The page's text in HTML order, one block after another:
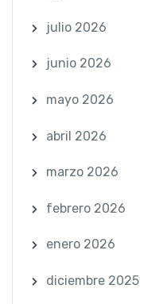
julio 2026
junio 2026
mayo 2026
abril 2026
marzo 2026
febrero 2026
enero 2026
diciembre 2025